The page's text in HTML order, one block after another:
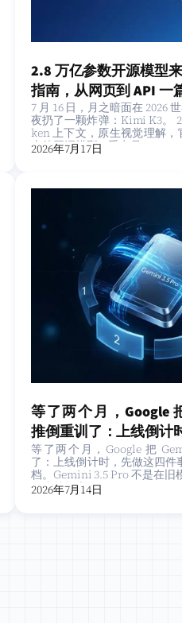
2.8 万亿参数开源模型
指南，从网页到 API 一
7 月 16 日，月之暗面在 2026
夜扔了一颗炸弹：Kimi K3。
ken 上下文，原生视觉理解，
大的开源模型。重点是…
2026年7月17日
等了两个月，Google
推倒重训了：上线倒计
等了两个月，Google 把
了：上线倒计时，先做这四件
档。Gemini 3.5 Pro 不是在旧
le 直接把底层…
2026年7月14日